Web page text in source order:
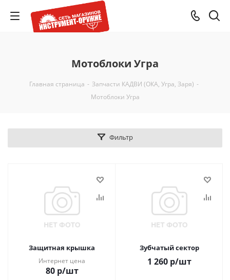
Мотоблоки Угра
Главная страница - Запчасти КАДВИ (ОКА, Угра, Заря) -
Мотоблоки Угра
Фильтр
Защитная крышка
Интернет цена
80р/шт
Зубчатый сектор
1 260р/шт